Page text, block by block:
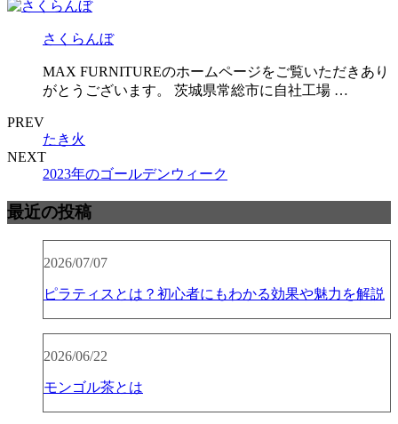
さくらんぼ
MAX FURNITUREのホームページをご覧いただきあり
がとうございます。 茨城県常総市に自社工場 …
PREV
たき火
NEXT
2023年のゴールデンウィーク
最近の投稿
2026/07/07
ピラティスとは？初心者にもわかる効果や魅力を解説
2026/06/22
モンゴル茶とは